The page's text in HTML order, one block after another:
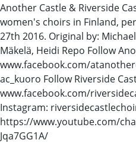
Another Castle & Riverside
women's choirs in Finland,
27th 2016. Original by:
Mäkelä, Heidi Repo Follow
www.facebook.com/
ac_kuoro Follow Riverside
www.facebook.com/
Instagram:
https://www.youtube.com/
Jqa7GG1A/